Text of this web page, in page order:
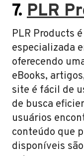
7. PLR
PLR Products
especializada
oferecendo
eBooks,
site é fácil de
de busca
usuários
conteúdo que
disponíveis